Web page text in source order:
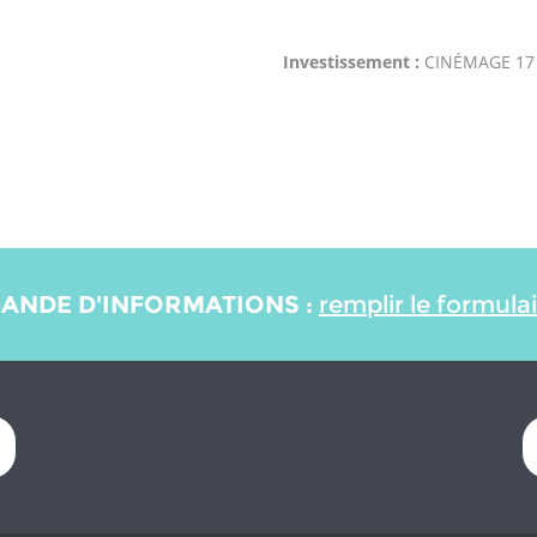
Investissement : CINÉMAGE 17
D'INFORMATIONS : remplir le